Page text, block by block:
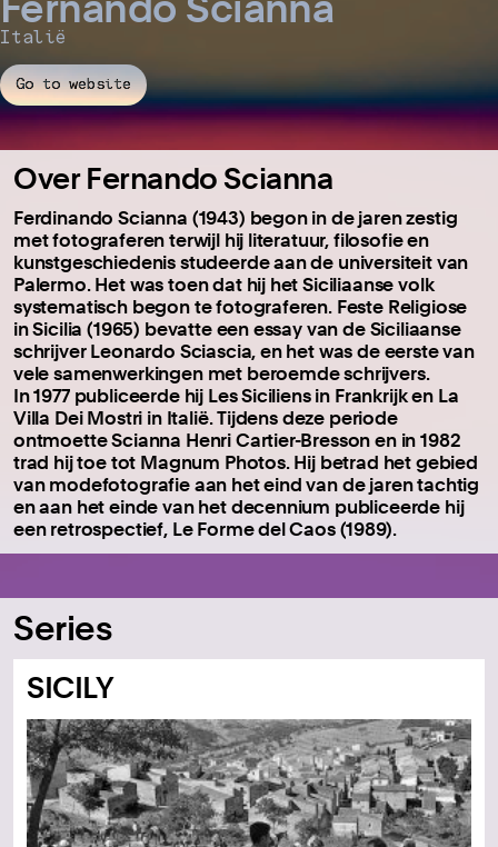
Italië
Go to website
Over Fernando Scianna
Ferdinando Scianna (1943) begon in de jaren zestig
met fotograferen terwijl hij literatuur, filosofie en
kunstgeschiedenis studeerde aan de universiteit van
Palermo. Het was toen dat hij het Siciliaanse volk
systematisch begon te fotograferen. Feste Religiose
in Sicilia (1965) bevatte een essay van de Siciliaanse
schrijver Leonardo Sciascia, en het was de eerste van
vele samenwerkingen met beroemde schrijvers.
In 1977 publiceerde hij Les Siciliens in Frankrijk en La
Villa Dei Mostri in Italië.Tijdens deze periode
ontmoette Scianna Henri Cartier-Bresson en in 1982
trad hij toe tot Magnum Photos. Hij betrad het gebied
van modefotografie aan het eind van de jaren tachtig
en aan het einde van het decennium publiceerde hij
een retrospectief, Le Forme del Caos (1989).
Series
SICILY